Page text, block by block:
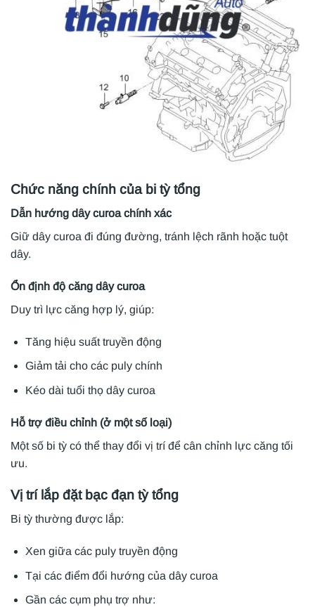
Chức năng chính của bi tỳ tổng
Dẫn hướng dây curoa chính xác
Giữ dây curoa đi đúng đường, tránh lệch rãnh hoặc tuột
dây.
Ổn định độ căng dây curoa
Duy trì lực căng hợp lý, giúp:
Tăng hiệu suất truyền động
Giảm tải cho các puly chính
Kéo dài tuổi thọ dây curoa
Hỗ trợ điều chỉnh (ở một số loại)
Một số bi tỳ có thể thay đổi vị trí để cân chỉnh lực căng tối
ưu.
Vị trí lắp đặt bạc đạn tỳ tổng
Bi tỳ thường được lắp:
Xen giữa các puly truyền động
Tại các điểm đổi hướng của dây curoa
Gần các cụm phụ trợ như: